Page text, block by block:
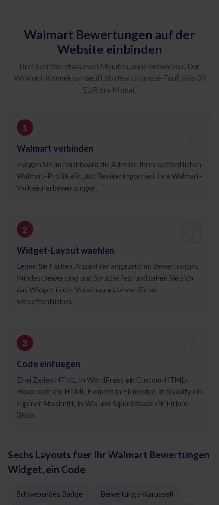
Walmart Bewertungen auf der
Website einbinden
Drei Schritte, etwa zwei Minuten, ohne Entwickler. Der
Walmart-Konnektor laeuft ab dem Ultimate-Tarif, also 39
EUR pro Monat.
Walmart verbinden
Fuegen Sie im Dashboard die Adresse Ihres oeffentlichen
Walmart-Profils ein. JustReview importiert Ihre Walmart-
Verkaeuferbewertungen.
Widget-Layout waehlen
Legen Sie Farben, Anzahl der angezeigten Bewertungen,
Mindestbewertung und Sprache fest und sehen Sie sich
das Widget in der Vorschau an, bevor Sie es
veroeffentlichen.
Code einfuegen
Drei Zeilen HTML. In WordPress ein Custom-HTML-
Block oder ein HTML-Element in Elementor, in Shopify ein
eigener Abschnitt, in Wix und Squarespace ein Embed-
Block.
Sechs Layouts fuer Ihr Walmart Bewertungen
Widget, ein Code
Schwebendes Badge Bewertungs-Karussell